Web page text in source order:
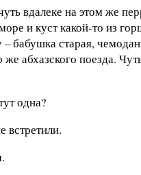
вдалеке на этом же
и куст какой-то из
бабушка старая,
же абхазского поезда.
одна?
встретили.